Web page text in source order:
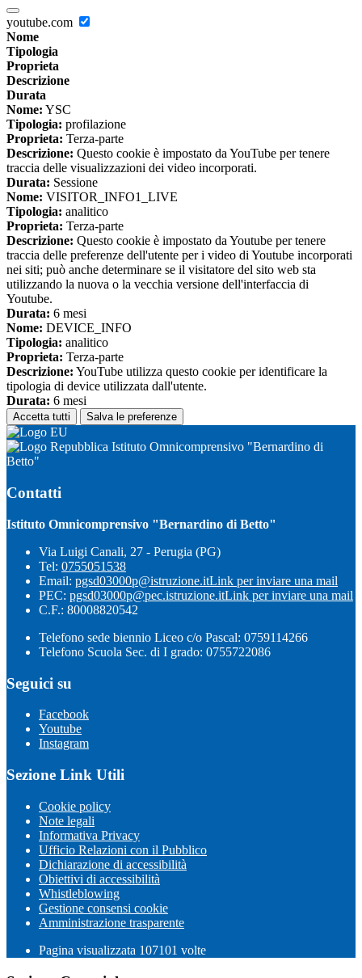
youtube.com
Nome
Tipologia
Proprieta
Descrizione
Durata
Nome: YSC
Tipologia: profilazione
Proprieta: Terza-parte
Descrizione: Questo cookie è impostato da YouTube per tenere
traccia delle visualizzazioni dei video incorporati.
Durata: Sessione
Nome: VISITOR_INFO1_LIVE
Tipologia: analitico
Proprieta: Terza-parte
Descrizione: Questo cookie è impostato da Youtube per tenere
traccia delle preferenze dell'utente per i video di Youtube incorporati
nei siti; può anche determinare se il visitatore del sito web sta
utilizzando la nuova o la vecchia versione dell'interfaccia di
Youtube.
Durata: 6 mesi
Nome: DEVICE_INFO
Tipologia: analitico
Proprieta: Terza-parte
Descrizione: YouTube utilizza questo cookie per identificare la
tipologia di device utilizzata dall'utente.
Durata: 6 mesi
Accetta tutti Salva le preferenze
Istituto Omnicomprensivo "Bernardino di
Betto"
Contatti
Istituto Omnicomprensivo "Bernardino di Betto"
Via Luigi Canali, 27 - Perugia (PG)
Tel: 0755051538
Email: pgsd03000p@istruzione.itLink per inviare una mail
PEC: pgsd03000p@pec.istruzione.itLink per inviare una mail
C.F.: 80008820542
Telefono sede biennio Liceo c/o Pascal: 0759114266
Telefono Scuola Sec. di I grado: 0755722086
Seguici su
Facebook
Youtube
Instagram
Sezione Link Utili
Cookie policy
Note legali
Informativa Privacy
Ufficio Relazioni con il Pubblico
Dichiarazione di accessibilità
Obiettivi di accessibilità
Whistleblowing
Gestione consensi cookie
Amministrazione trasparente
Pagina visualizzata 107101 volte